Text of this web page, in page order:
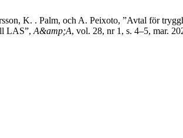
K. . Palm, och A. Peixoto, ”Avtal för
LAS”, A&amp;A, vol. 28, nr 1, s. 4–5, mar.